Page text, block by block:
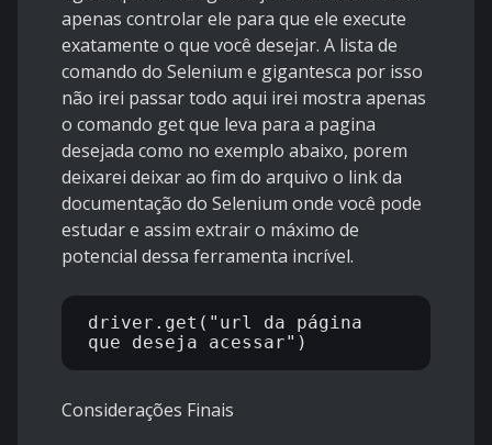
apenas controlar ele para que ele execute
exatamente o que você desejar. A lista de
comando do Selenium e gigantesca por isso
não irei passar todo aqui irei mostra apenas
o comando get que leva para a pagina
desejada como no exemplo abaixo, porem
deixarei deixar ao fim do arquivo o link da
documentação do Selenium onde você pode
estudar e assim extrair o máximo de
potencial dessa ferramenta incrível.
driver.get("url da página
Considerações Finais